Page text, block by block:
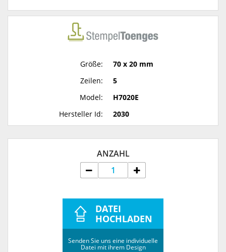
Größe:
70 x 20 mm
Zeilen:
5
Model:
H7020E
Hersteller Id:
2030
ANZAHL
DATEI
HOCHLADEN
Senden Sie uns eine individuelle
Datei mit ihrem Design